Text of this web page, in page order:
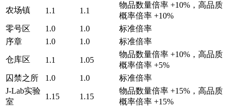
农场镇 1.1 1.1
物品数量倍率 +10%，高品质
概率倍率 +10%
零号区
1.0 1.0
标准倍率
序章
1.0 1.0 标准倍率
仓库区 1.1 1.05
物品数量倍率 +10%，高品质
概率倍率 +5%
囚禁之所
1.0 1.0
标准倍率
J-Lab实验
室
1.15 1.15
物品数量倍率 +15%，高品质
概率倍率 +15%